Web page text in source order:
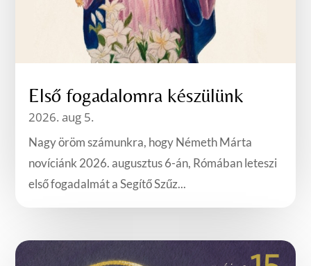
Első fogadalomra készülünk
2026. aug 5.
Nagy öröm számunkra, hogy Németh Márta
novíciánk 2026. augusztus 6-án, Rómában leteszi
első fogadalmát a Segítő Szűz...